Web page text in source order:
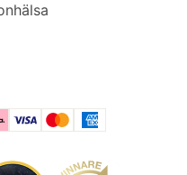
Visa MastercardAmerican Express